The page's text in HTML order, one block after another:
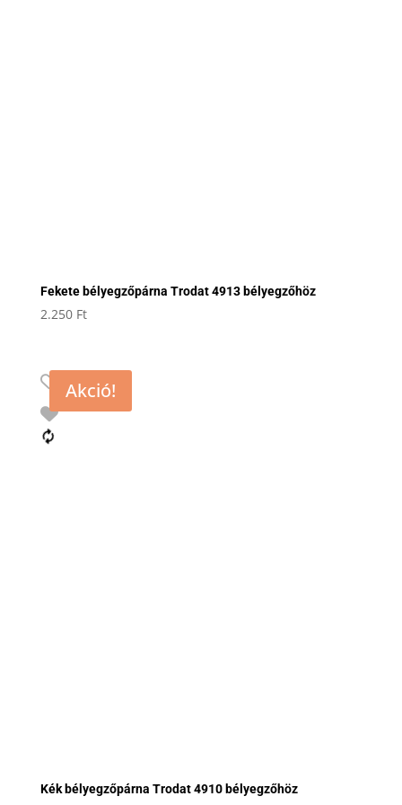
Fekete bélyegzőpárna Trodat 4913 bélyegzőhöz
2.250 Ft
Akció!
Kék bélyegzőpárna Trodat 4910 bélyegzőhöz